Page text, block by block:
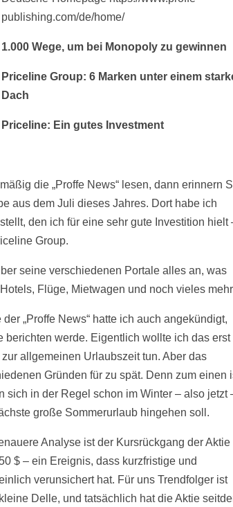
publishing.com/de/home/
1.000 Wege, um bei Monopoly zu gewinnen
Priceline Group: 6 Marken unter einem
Dach
Priceline: Ein gutes Investment
die „Proffe News“ lesen, dann erinnern
aus dem Juli dieses Jahres. Dort habe ich
den ich für eine sehr gute Investition hielt
Group.
seine verschiedenen Portale alles an, was
Flüge, Mietwagen und noch vieles
„Proffe News“ hatte ich auch angekündigt,
berichten werde. Eigentlich wollte ich das erst
allgemeinen Urlaubszeit tun. Aber das
Gründen für zu spät. Denn zum einen
sich in der Regel schon im Winter – also jetzt
große Sommerurlaub hingehen soll.
Analyse ist der Kursrückgang der Aktie
$ – ein Ereignis, dass kurzfristige und
verunsichert hat. Für uns Trendfolger ist
Delle, und tatsächlich hat die Aktie